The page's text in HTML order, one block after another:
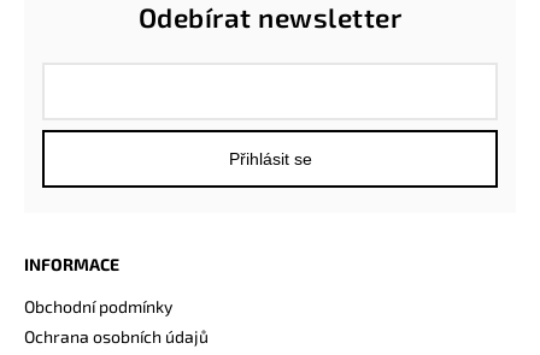
INFORMACE
Obchodní podmínky
Ochrana osobních údajů
Odebírat newsletter
Přihlásit se